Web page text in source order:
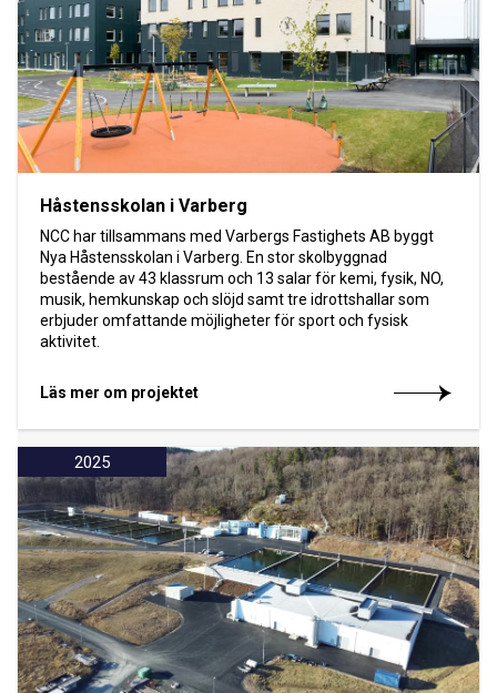
Håstensskolan i Varberg
NCC har tillsammans med Varbergs Fastighets AB byggt
Nya Håstensskolan i Varberg. En stor skolbyggnad
bestående av 43 klassrum och 13 salar för kemi, fysik, NO,
musik, hemkunskap och slöjd samt tre idrottshallar som
erbjuder omfattande möjligheter för sport och fysisk
aktivitet.
Läs mer om projektet
2025